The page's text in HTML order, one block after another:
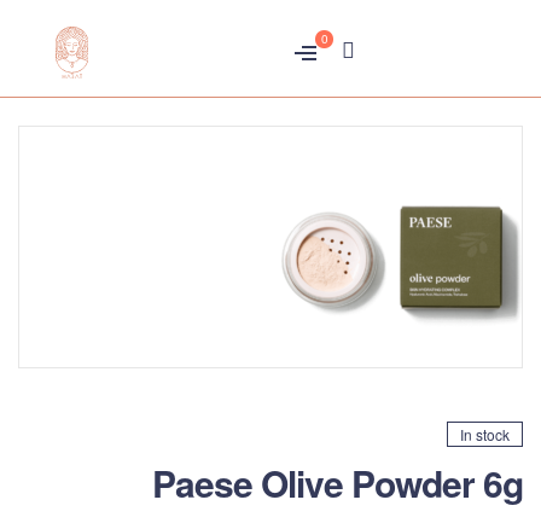
0
متجر
In stock
Paese Olive Powder 6g